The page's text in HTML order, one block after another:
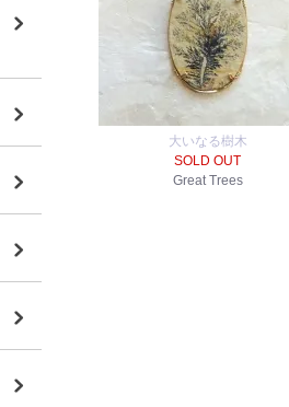
大いなる樹木
SOLD OUT
Great Trees